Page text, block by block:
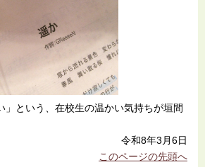
」という、在校生の温かい気持ちが垣間
令和8年3月6日
このページの先頭へ